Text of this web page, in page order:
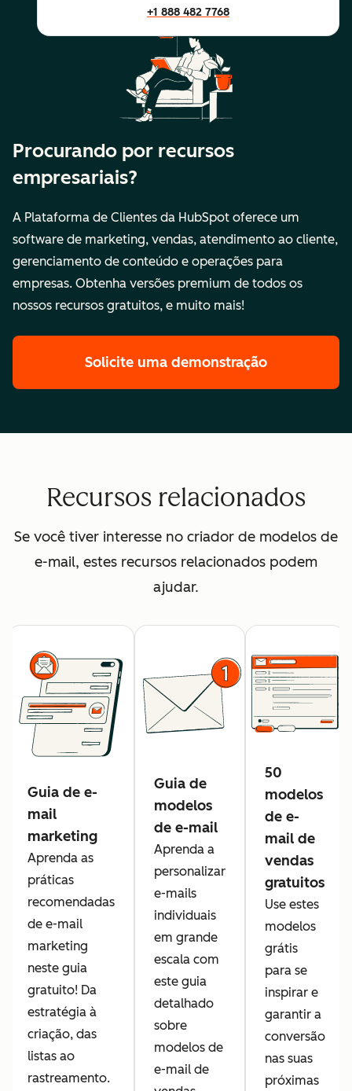
+1 888 482 7768
Procurando por recursos
empresariais?
A Plataforma de Clientes da HubSpot oferece um
software de marketing, vendas, atendimento ao cliente,
gerenciamento de conteúdo e operações para
empresas. Obtenha versões premium de todos os
nossos recursos gratuitos, e muito mais!
Solicite uma demonstração
Recursos relacionados
Se você tiver interesse no criador de modelos de
e-mail, estes recursos relacionados podem
ajudar.
Guia de e-
mail
marketing
Aprenda as
práticas
recomendadas
de e-mail
marketing
neste guia
gratuito! Da
estratégia à
criação, das
listas ao
rastreamento.
Guia de
modelos
de e-mail
Aprenda a
personalizar
e-mails
individuais
em grande
escala com
este guia
detalhado
sobre
modelos de
e-mail de
50
modelos
de e-
mail de
vendas
gratuitos
Use estes
modelos
grátis
para se
inspirar e
garantir a
conversão
nas suas
próximas